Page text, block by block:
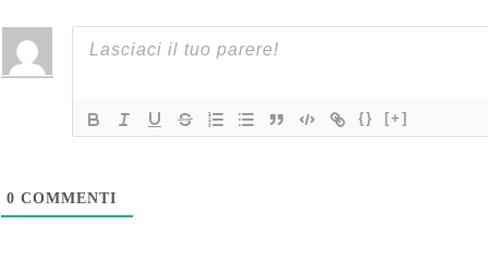
{} [+]
0 COMMENTI